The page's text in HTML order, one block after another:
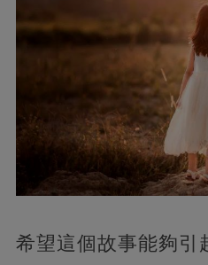
希望這個故事能夠引